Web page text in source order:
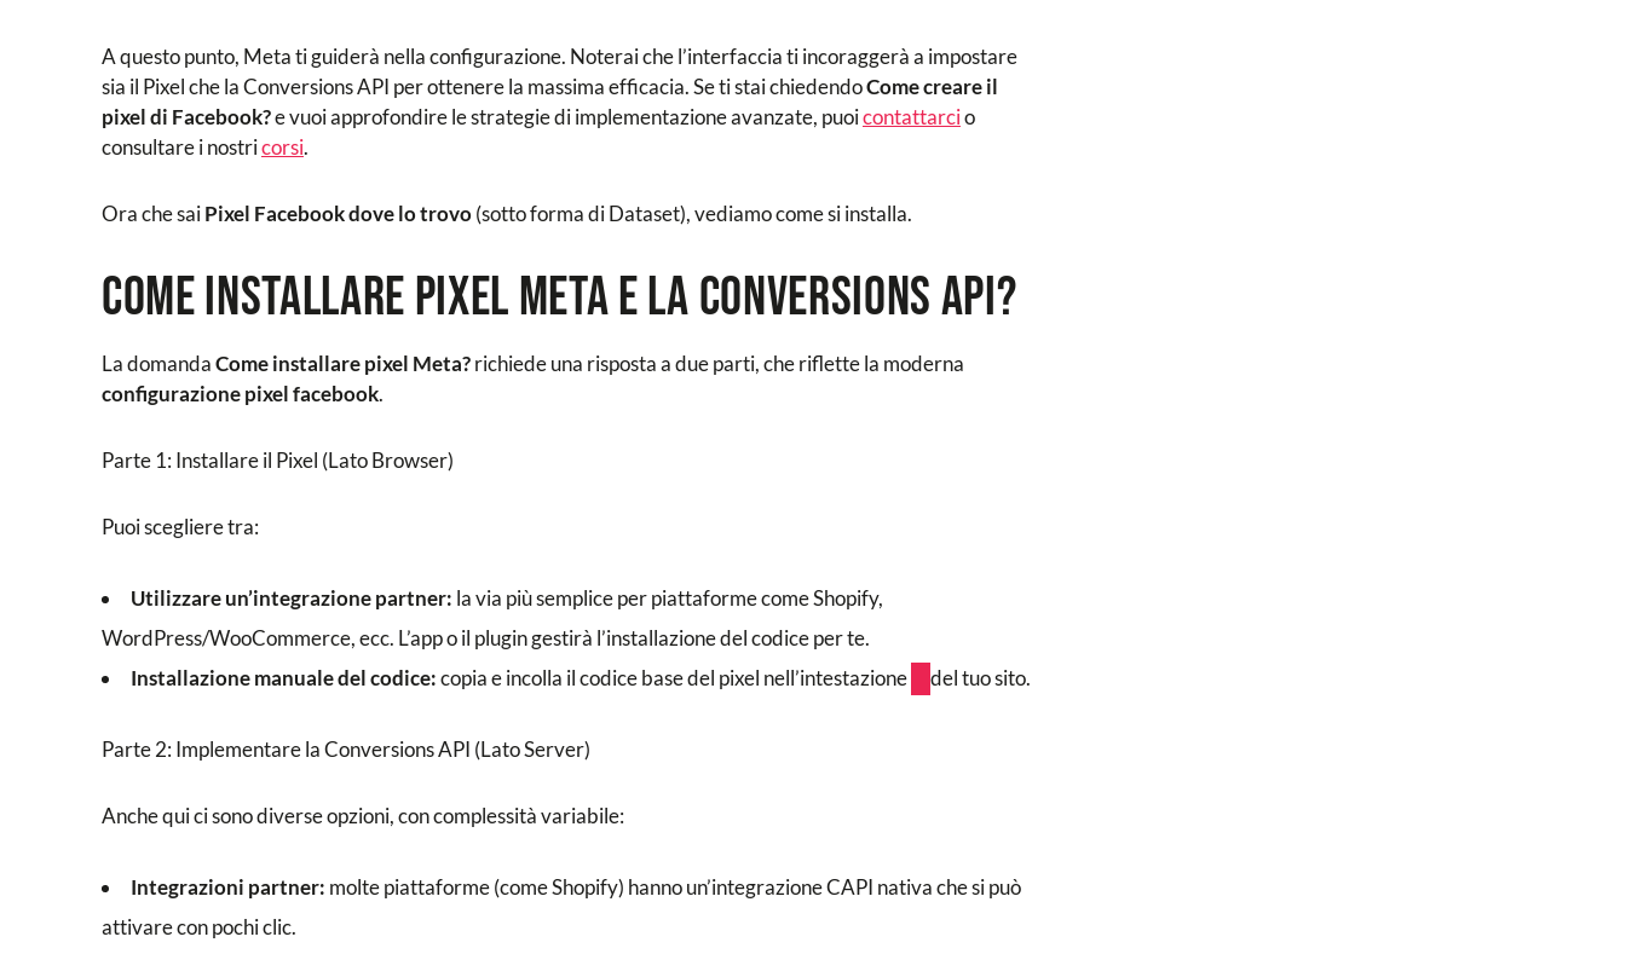
A questo punto, Meta ti guiderà nella configurazione. Noterai che l’interfaccia ti incoraggerà a impostare
sia il Pixel che la Conversions API per ottenere la massima efficacia. Se ti stai chiedendoCome creare il
pixel di Facebook?e vuoi approfondire le strategie di implementazione avanzate, puoicontattarcio
consultare i nostricorsi.
Ora che saiPixel Facebook dove lo trovo(sotto forma di Dataset), vediamo come si installa.
Come installare pixel Meta e la Conversions API?
La domandaCome installare pixel Meta?richiede una risposta a due parti, che riflette la moderna
configurazione pixel facebook.
Parte 1: Installare il Pixel (Lato Browser)
Puoi scegliere tra:
Utilizzare un’integrazione partner: la via più semplice per piattaforme come Shopify,
WordPress/WooCommerce, ecc. L’app o il plugin gestirà l’installazione del codice per te.
Installazione manuale del codice:copia e incolla il codice base del pixel nell’intestazione del tuo sito.
Parte 2: Implementare la Conversions API (Lato Server)
Anche qui ci sono diverse opzioni, con complessità variabile:
Integrazioni partner: molte piattaforme (come Shopify) hanno un’integrazione CAPI nativa che si può
attivare con pochi clic.